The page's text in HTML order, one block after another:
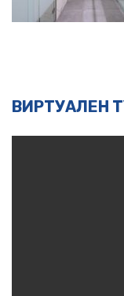
ВИРТУАЛЕН